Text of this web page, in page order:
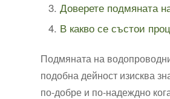
Доверете подмяната
В какво се състои
Подмяната на
подобна дейност изисква
по-добре и по-надеждно